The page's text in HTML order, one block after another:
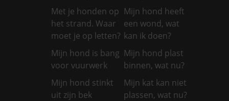
Met je honden op
het strand. Waar
moet je op letten?
Mijn hond heeft
een wond, wat
kan ik doen?
Mijn hond is bang
voor vuurwerk
Mijn hond plast
binnen, wat nu?
Mijn hond stinkt
uit zijn bek
Mijn kat kan niet
plassen, wat nu?